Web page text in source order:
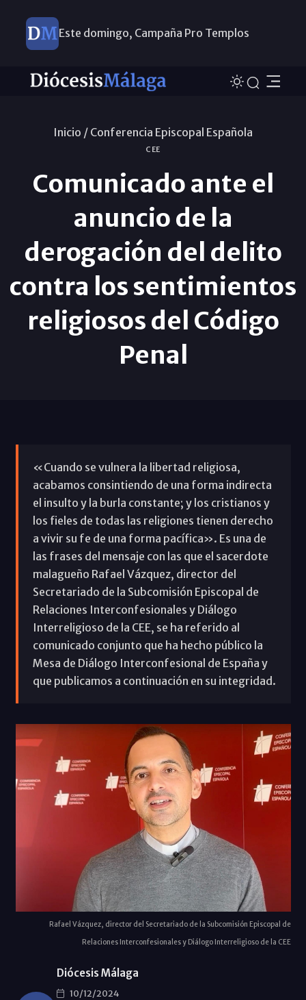
Este domingo, Campaña Pro Templos
Inicio / Conferencia Episcopal Española
CEE
Comunicado ante el
anuncio de la
derogación del delito
contra los sentimientos
religiosos del Código
Penal
«Cuando se vulnera la libertad religiosa,
acabamos consintiendo de una forma indirecta
el insulto y la burla constante; y los cristianos y
los fieles de todas las religiones tienen derecho
a vivir su fe de una forma pacífica». Es una de
las frases del mensaje con las que el sacerdote
malagueño Rafael Vázquez, director del
Secretariado de la Subcomisión Episcopal de
Relaciones Interconfesionales y Diálogo
Interreligioso de la CEE, se ha referido al
comunicado conjunto que ha hecho público la
Mesa de Diálogo Interconfesional de España y
que publicamos a continuación en su integridad.
Rafael Vázquez, director del Secretariado de la Subcomisión Episcopal de
Relaciones Interconfesionales y Diálogo Interreligioso de la CEE
Diócesis Málaga
10/12/2024